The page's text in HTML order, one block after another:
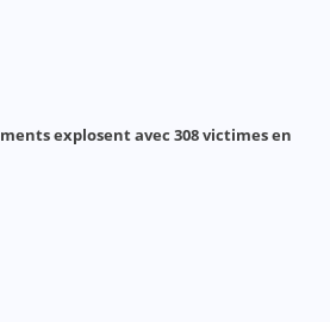
explosent avec 308 victimes en